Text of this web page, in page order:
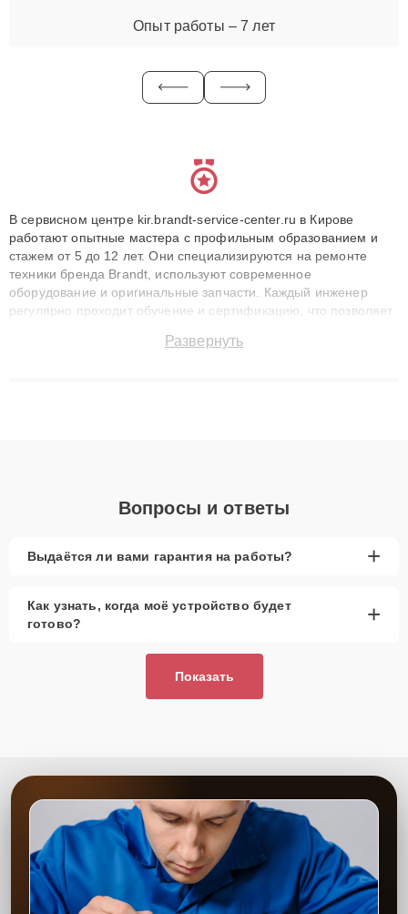
Опыт работы – 7 лет
В сервисном центре kir.brandt-service-center.ru в Кирове
работают опытные мастера с профильным образованием и
стажем от 5 до 12 лет. Они специализируются на ремонте
техники бренда Brandt, используют современное
оборудование и оригинальные запчасти. Каждый инженер
регулярно проходит обучение и сертификацию, что позволяет
технику с сохранением гарантии до 3 лет. Наши мастера
Развернуть
Вопросы и ответы
Выдаётся ли вами гарантия на работы? +
Как узнать, когда моё устройство будет
готово?
+
Показать